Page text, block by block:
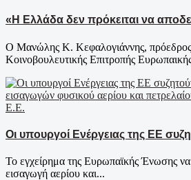
«Η Ελλάδα δεν πρόκειται να
Ο Μανώλης Κ. Κεφαλογιάννης, πρόεδρος
Κοινοβουλευτικής Επιτροπής
Ε.Ε.
Οι υπουργοί Ενέργειας της ΕΕ
Το εγχείρημα της Ευρωπαϊκής Ένωσης
εισαγωγή αερίου και...